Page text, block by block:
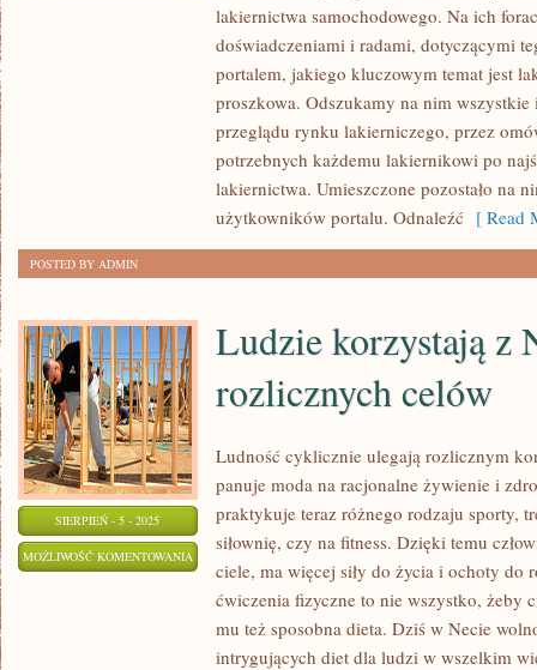
lakiernictwa samochodowego. Na ich
doświadczeniami i radami, dotyczącymi
portalem, jakiego kluczowym temat jest
proszkowa. Odszukamy na nim
przeglądu rynku lakierniczego, przez
potrzebnych każdemu lakiernikowi po
lakiernictwa. Umieszczone pozostało na
użytkowników portalu. Odnaleźć [ Read
POSTED BY ADMIN
SIERPIEŃ - 5 - 2025
MOŻLIWOŚĆ KOMENTOWANIA LUDZIE
KORZYSTAJĄ
Ludzie korzystają z
rozlicznych celów
Ludność cyklicznie ulegają rozlicznym
panuje moda na racjonalne żywienie i
praktykuje teraz różnego rodzaju sporty,
siłownię, czy na fitness. Dzięki temu
ciele, ma więcej siły do życia i ochoty do
ćwiczenia fizyczne to nie wszystko, żeby
mu też sposobna dieta. Dziś w Necie
intrygujących diet dla ludzi w wszelkim